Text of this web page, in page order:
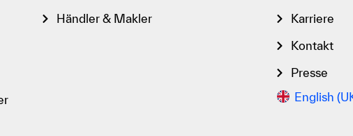
Händler & Makler Karriere
Kontakt
Presse
English